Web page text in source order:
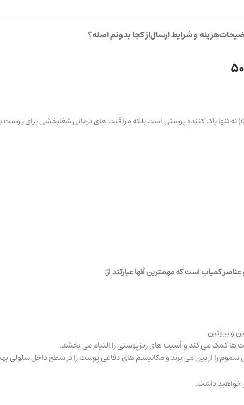
هزینه و شرایط ارسالاز کجا بدونم اصله؟
و بیوتین.
ها کمک می کند و آسیب های ریزپوستی را التیام می بخشد.
را از بین می برند و مکانیسم های دفاعی پوست را در سطح داخل سلولی
خواهید داشت.